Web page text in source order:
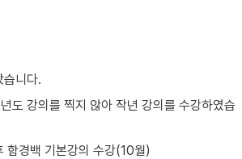
습니다.
도 강의를 찍지 않아 작년 강의를 수강하였습
함경백 기본강의 수강(10월)